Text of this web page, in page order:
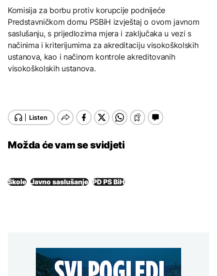
Komisija za borbu protiv korupcije podnijeće
Predstavničkom domu PSBiH izvještaj o ovom javnom
saslušanju, s prijedlozima mjera i zaključaka u vezi s
načinima i kriterijumima za akreditaciju visokoškolskih
ustanova, kao i načinom kontrole akreditovanih
visokoškolskih ustanova.
Možda će vam se svidjeti
Škole Javno saslušanje PD PS BiH